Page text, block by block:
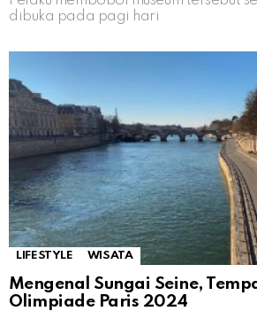
dibuka pada pagi hari
LIFESTYLE WISATA
Mengenal Sungai Seine,
Olimpiade Paris 2024